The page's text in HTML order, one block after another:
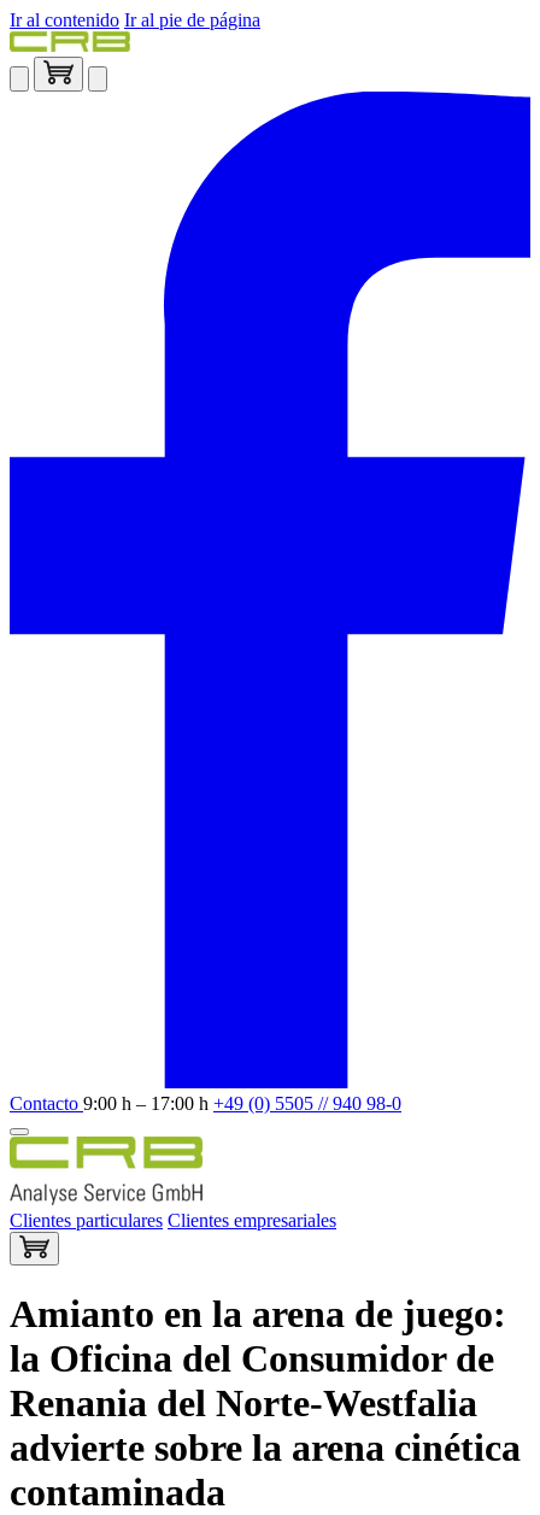
Ir al contenido Ir al pie de página
Contacto 9:00 h – 17:00 h +49 (0) 5505 // 940 98-0
Clientes particulares Clientes empresariales
Amianto en la arena de juego:
la Oficina del Consumidor de
Renania del Norte-Westfalia
advierte sobre la arena cinética
contaminada